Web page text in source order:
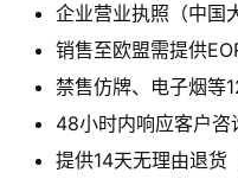
企业营业执照（中国
销售至欧盟需提供
禁售仿牌、电子烟等
48小时内响应客户咨
提供14天无理由退货